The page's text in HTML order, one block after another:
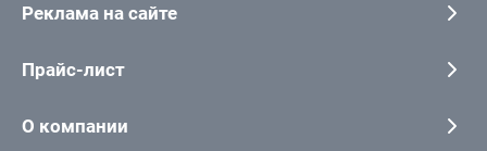
Реклама на сайте
Прайс-лист
О компании